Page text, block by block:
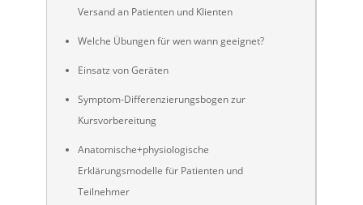
Versand an Patienten und Klienten
Welche Übungen für wen wann geeignet?
Einsatz von Geräten
Symptom-Differenzierungsbogen zur
Kursvorbereitung
Anatomische+physiologische
Erklärungsmodelle für Patienten und
Teilnehmer